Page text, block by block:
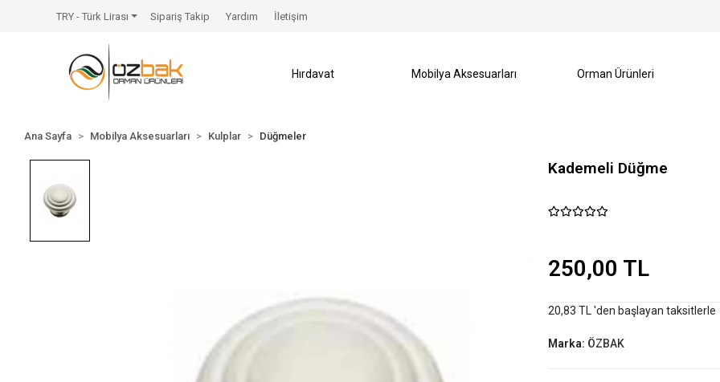
TRY - Türk Lirası Sipariş Takip Yardım İletişim
Hırdavat Mobilya Aksesuarları Orman Ürünleri
Ana Sayfa Mobilya Aksesuarları Kulplar Düğmeler
Kademeli Düğme
250,00 TL
20,83 TL 'den başlayan taksitlerle
Marka: ÖZBAK